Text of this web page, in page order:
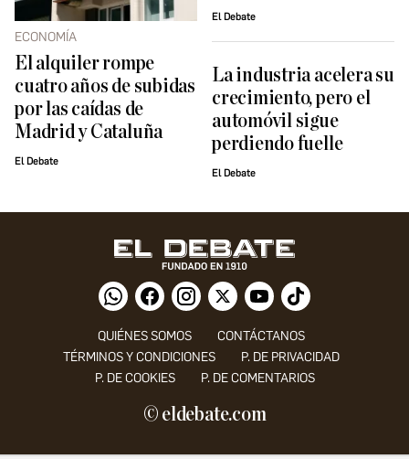
ECONOMÍA
El alquiler rompe
cuatro años de subidas
por las caídas de
Madrid y Cataluña
El Debate
El Debate
La industria acelera su
crecimiento, pero el
automóvil sigue
perdiendo fuelle
El Debate
QUIÉNES SOMOS
CONTÁCTANOS
TÉRMINOS Y CONDICIONES
P. DE PRIVACIDAD
P. DE COOKIES
P. DE COMENTARIOS
© eldebate.com